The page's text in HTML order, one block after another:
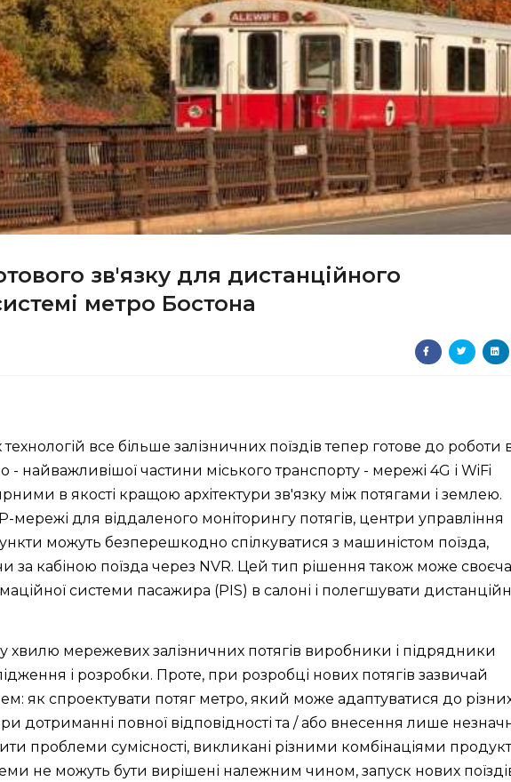
зв'язку для дистанційного
метро Бостона
все більше залізничних поїздів тепер готове до роботи
- найважливішої частини міського транспорту - мережі 4G і WiFi
в якості кращою архітектури зв'язку між потягами і землею.
для віддаленого моніторингу потягів, центри управління
можуть безперешкодно спілкуватися з машиністом поїзда,
за кабіною поїзда через NVR. Цей тип рішення також може
системи пасажира (PIS) в салоні і полегшувати
хвилю мережевих залізничних потягів виробники і підрядники
і розробки. Проте, при розробці нових потягів зазвичай
як спроектувати потяг метро, ​​який може адаптуватися до
дотриманні повної відповідності та / або внесення лише
проблеми сумісності, викликані різними комбінаціями
не можуть бути вирішені належним чином, запуск нових